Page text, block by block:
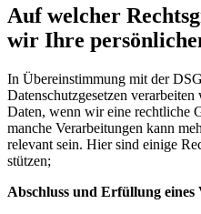
Auf welcher
wir Ihre
In Übereinstimmung mit der
Datenschutzgesetzen
Daten, wenn wir eine rechtliche
manche Verarbeitungen kann
relevant sein. Hier sind einige
stützen;
Abschluss und Erfüllung eines